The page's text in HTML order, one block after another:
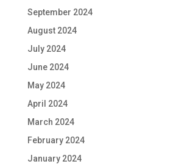
September 2024
August 2024
July 2024
June 2024
May 2024
April 2024
March 2024
February 2024
January 2024